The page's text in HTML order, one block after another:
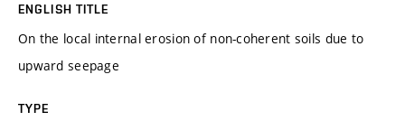
ENGLISH TITLE
On the local internal erosion of non-coherent soils due to
upward seepage
TYPE